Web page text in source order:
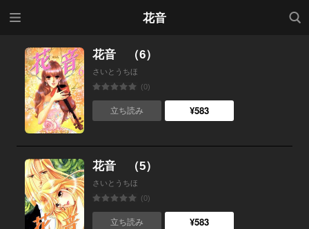
花音
検索
花音 （6）
さいとうちほ
(0)
立ち読み ¥583
花音 （5）
さいとうちほ
(0)
立ち読み ¥583